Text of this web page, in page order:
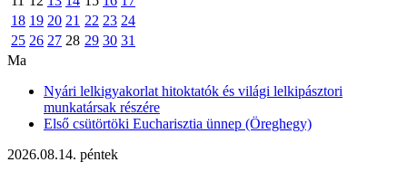
18 19 20 21 22 23 24
25 26 27 28 29 30 31
Ma
Nyári lelkigyakorlat hitoktatók és világi lelkipásztori
munkatársak részére
Első csütörtöki Eucharisztia ünnep (Öreghegy)
2026.08.14. péntek